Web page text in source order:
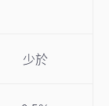
少於